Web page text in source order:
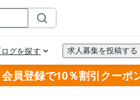
会員登録で10％割引クーポ